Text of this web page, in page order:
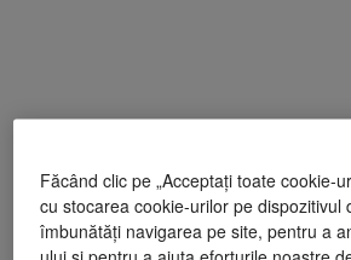
Făcând clic pe „Acceptați toate cookie-
cu stocarea cookie-urilor pe dispozitivul
îmbunătăți navigarea pe site, pentru a